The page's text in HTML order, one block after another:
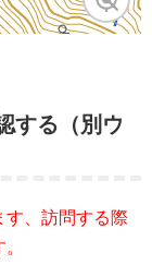
する（別ウ
す、訪問する際